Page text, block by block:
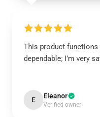
This product
dependable; I’m very
E Eleanor
Verified owner